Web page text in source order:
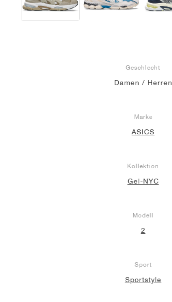
Geschlecht
Damen / Herren
Marke
ASICS
Kollektion
Gel-NYC
Modell
2
Sport
Sportstyle